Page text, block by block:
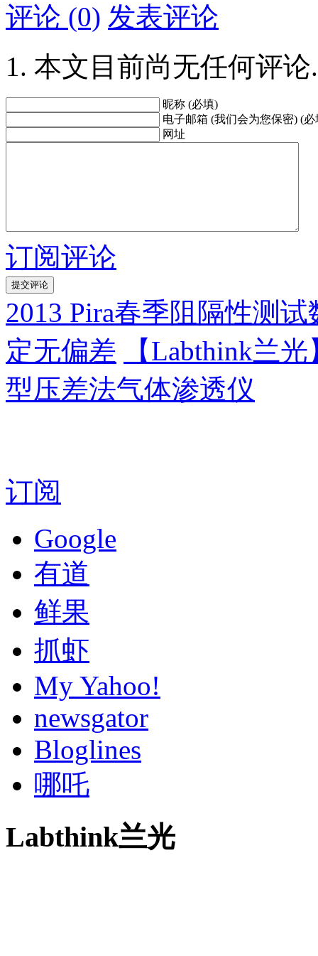
评论 (0) 发表评论
本文目前尚无任何评论.
昵称 (必填)
电子邮箱 (我们会为您保密) (必
网址
订阅评论
2013 Pira春季阻隔性测
定无偏差
【Labthink兰
型压差法气体渗透仪
订阅
Google
有道
鲜果
抓虾
My Yahoo!
newsgator
Bloglines
哪吒
Labthink兰光